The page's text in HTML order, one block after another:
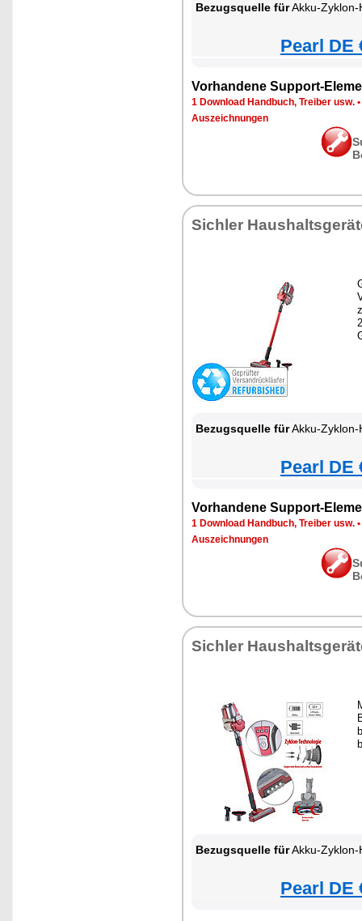
Bezugsquelle fürAkku-Zyklon-Hand- &
Pearl DE
Vorhandene Support-
1 Download Handbuch, Treiber usw. •
Auszeichnungen
Sichler
Bezugsquelle fürAkku-Zyklon-Hand- &
Pearl DE
Vorhandene Support-
1 Download Handbuch, Treiber usw. •
Auszeichnungen
Sichler
Bezugsquelle fürAkku-Zyklon-Hand- &
Pearl DE